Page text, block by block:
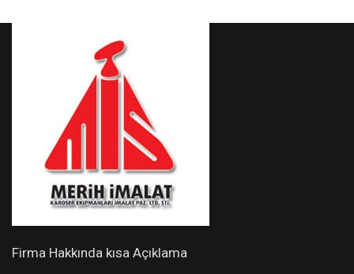
Firma Hakkında kısa Açıklama